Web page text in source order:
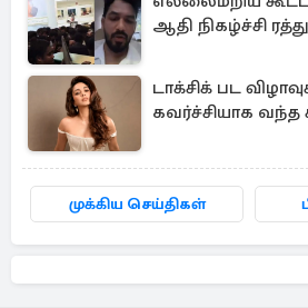
ஆதி நிகழ்ச்சி ரத்து
டாக்சிக் பட
கவர்ச்சியாக வந்த
முக்கிய செய்திகள்